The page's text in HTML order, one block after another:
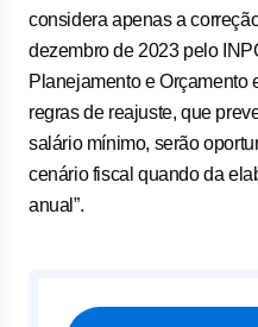
considera apenas a
dezembro de 2023 pelo
Planejamento e Orçamento
regras de reajuste, que
salário mínimo, serão
cenário fiscal quando da
anual”.